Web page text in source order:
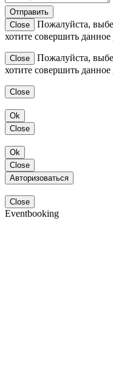
Отправить
Close
Пожалуйста,
хотите совершить данное
Close
Пожалуйста,
хотите совершить данное
Close
Ok
Close
Ok
Close
Авторизоваться
Close
Eventbooking